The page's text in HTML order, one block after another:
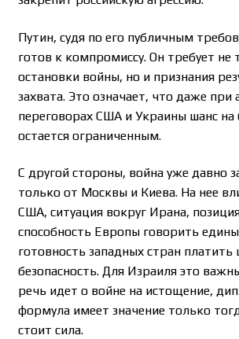
Путин, судя по его публичным
готов к компромиссу. Он требует не
остановки войны, но и признания
захвата. Это означает, что даже при
переговорах США и Украины шанс
остается ограниченным.
С другой стороны, война уже давно
только от Москвы и Киева. На нее
США, ситуация вокруг Ирана,
способность Европы говорить
готовность западных стран платить
безопасность. Для Израиля это
речь идет о войне на истощение,
формула имеет значение только
стоит сила.